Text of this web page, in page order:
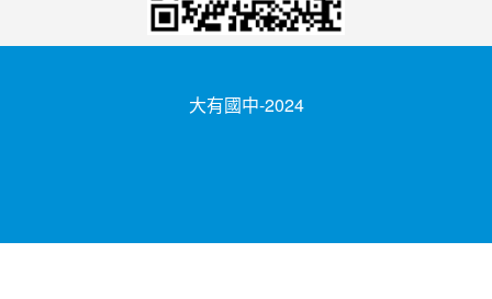
大有國中-2024